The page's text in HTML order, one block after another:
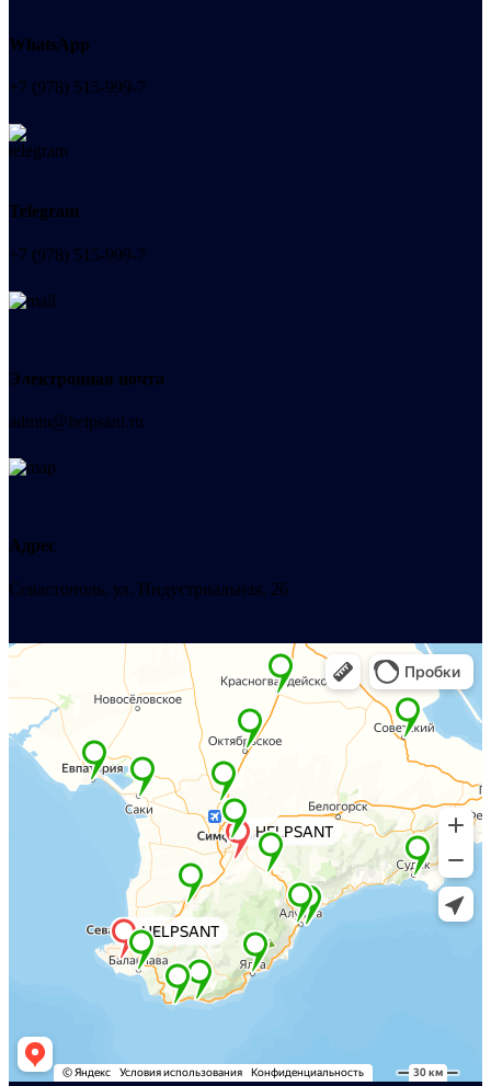
WhatsApp
+7 (978) 515-999-7
Telegram
+7 (978) 515-999-7
Электронная почта
admin@helpsant.ru
Адрес
Севастополь, ул. Индустриальная, 26